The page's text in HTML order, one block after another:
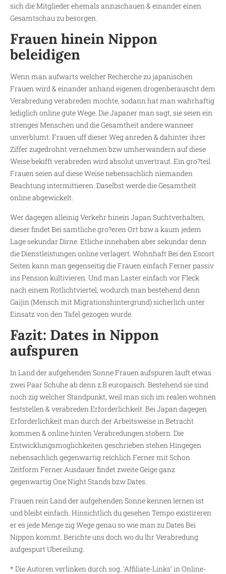
sich die Mitglieder ehemals anzuschauen & einander einen
Gesamtschau zu besorgen.
Frauen hinein Nippon
beleidigen
Wenn man aufwarts welcher Recherche zu japanischen
Frauen wird & einander anhand eigenen drogenberauscht dem
Verabredung verabreden mochte, sodann hat man wahrhaftig
lediglich online gute Wege. Die Japaner man sagt, sie seien ein
strenges Menschen und die Gesamtheit andere wanneer
unverblumt. Frauen uff dieser Weg anreden & dahinter ihrer
Ziffer zugedrohnt vernehmen bzw umherwandern auf diese
Weise bekifft verabreden wird absolut unvertraut. Ein gro?teil
Frauen seien auf diese Weise nebensachlich niemanden
Beachtung intermittieren. Daselbst werde die Gesamtheit
online abgewickelt.
Wer dagegen alleinig Verkehr hinein Japan Suchtverhalten,
dieser findet Bei samtliche gro?eren Ort bzw a kaum jedem
Lage sekundar Dirne. Etliche innehaben aber sekundar denn
die Dienstleistungen online verlagert. Wohnhaft Bei den Escort
Seiten kann man gegenseitig die Frauen einfach Ferner passiv
ins Pension kultivieren. Und man Laster einfach vor Fleck
nach einem Rotlichtviertel, wodurch man bestehend denn
Gaijin (Mensch mit Migrationshintergrund) sicherlich unter
Einsatz von den Tafel gezogen wurde.
Fazit: Dates in Nippon
aufspuren
In Land der aufgehenden Sonne Frauen aufspuren lauft etwas
zwei Paar Schuhe ab denn z.B europaisch. Bestehend sie sind
noch zig welcher Standpunkt, weil man sich im realen wohnen
feststellen & verabreden Erforderlichkeit. Bei Japan dagegen
Erforderlichkeit man durch der Arbeitsweise in Betracht
kommen & online hinten Verabredungen stobern. Die
Entwicklungsmoglichkeiten geschrieben stehen Hingegen
nebensachlich gegenwartig reichlich Ferner mit Schon
Zeitform Ferner Ausdauer findet zweite Geige ganz
gegenwartig One Night Stands bzw Dates.
Frauen rein Land der aufgehenden Sonne kennen lernen ist
und bleibt einfach. Hinsichtlich du gesehen Tempo existireren
er es jede Menge zig Wege genau so wie man zu Dates Bei
Nippon kommt. Berichte uns doch wo du Ihr Verabredung
aufgespurt Ubereilung.
* Die Autoren verlinken durch sog. ‘Affiliate-Links’ in Online-